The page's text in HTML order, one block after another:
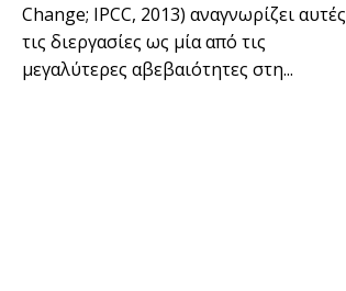
Change; IPCC, 2013) αναγνωρίζει αυτές
τις διεργασίες ως μία από τις
μεγαλύτερες αβεβαιότητες στη...